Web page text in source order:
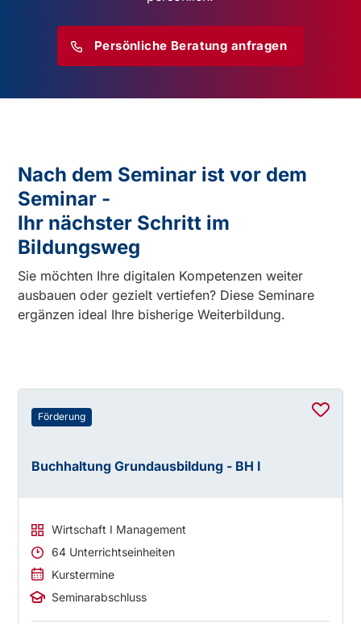
Persönliche Beratung anfragen
Nach dem Seminar ist vor dem
Seminar -
Ihr nächster Schritt im
Bildungsweg
Sie möchten Ihre digitalen Kompetenzen weiter
ausbauen oder gezielt vertiefen? Diese Seminare
ergänzen ideal Ihre bisherige Weiterbildung.
Förderung
Buchhaltung Grundausbildung - BH I
Wirtschaft I Management
64 Unterrichtseinheiten
Kurstermine
Seminarabschluss